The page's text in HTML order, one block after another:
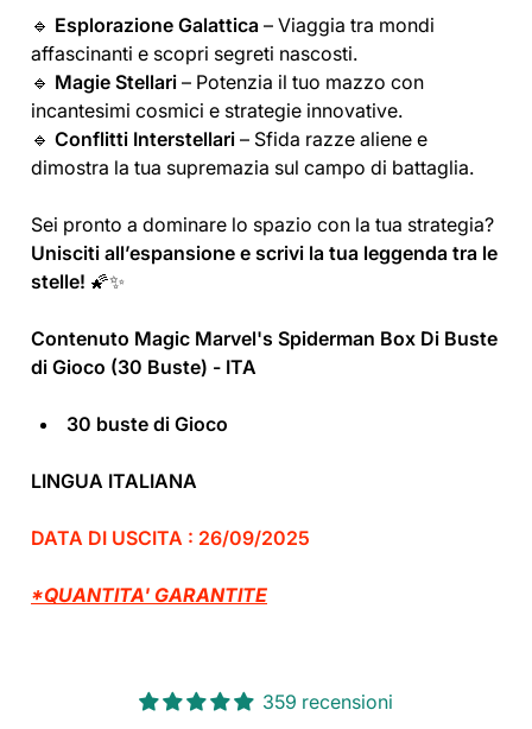
🔹 Esplorazione Galattica – Viaggia tra mondi
affascinanti e scopri segreti nascosti.
🔹 Magie Stellari – Potenzia il tuo mazzo con
incantesimi cosmici e strategie innovative.
🔹 Conflitti Interstellari – Sfida razze aliene e
dimostra la tua supremazia sul campo di battaglia.
Sei pronto a dominare lo spazio con la tua strategia?
Unisciti all’espansione e scrivi la tua leggenda tra le
stelle! 🌠✨
Contenuto Magic Marvel's Spiderman Box Di Buste
di Gioco (30 Buste) - ITA
30 buste di Gioco
LINGUA ITALIANA
DATA DI USCITA : 26/09/2025
*QUANTITA' GARANTITE
359 recensioni